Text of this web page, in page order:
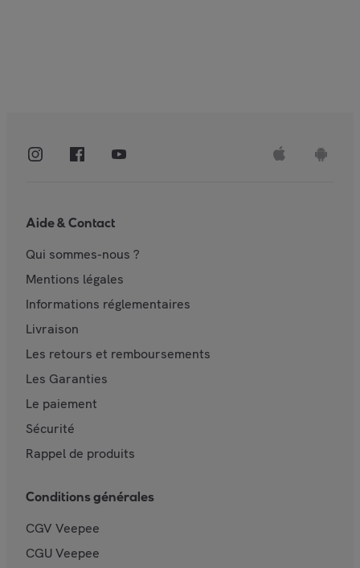
Aide & Contact
Qui sommes-nous ?
Mentions légales
Informations réglementaires
Livraison
Les retours et remboursements
Les Garanties
Le paiement
Sécurité
Rappel de produits
Conditions générales
CGV Veepee
CGU Veepee